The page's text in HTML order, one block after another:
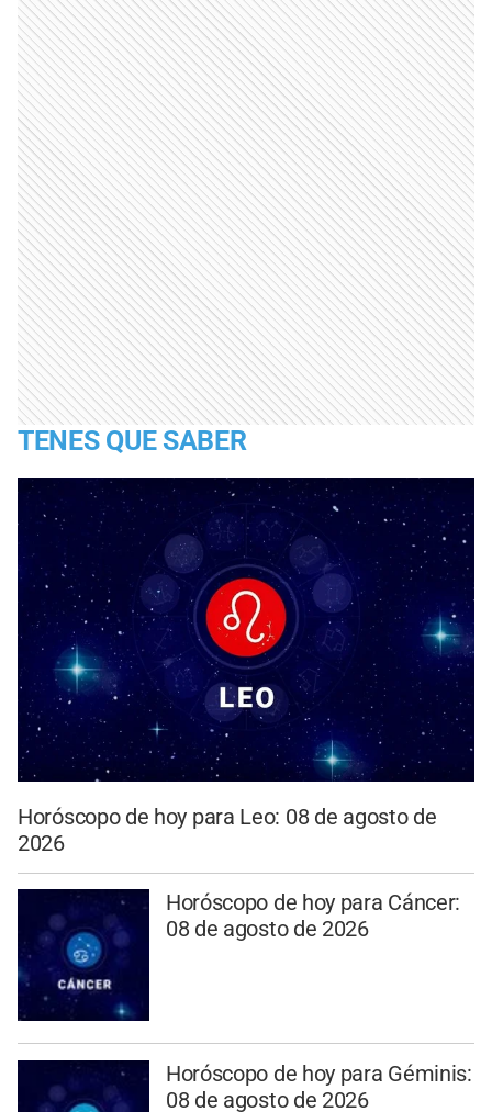
TENES QUE SABER
Horóscopo de hoy para Leo: 08 de agosto de
2026
Horóscopo de hoy para Cáncer:
08 de agosto de 2026
Horóscopo de hoy para Géminis:
08 de agosto de 2026